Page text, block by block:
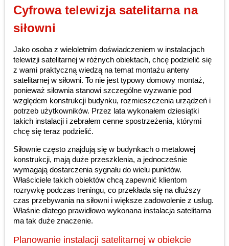
Cyfrowa telewizja satelitarna na
siłowni
Jako osoba z wieloletnim doświadczeniem w instalacjach
telewizji satelitarnej w różnych obiektach, chcę podzielić się
z wami praktyczną wiedzą na temat montażu anteny
satelitarnej w siłowni. To nie jest typowy domowy montaż,
ponieważ siłownia stanowi szczególne wyzwanie pod
względem konstrukcji budynku, rozmieszczenia urządzeń i
potrzeb użytkowników. Przez lata wykonałem dziesiątki
takich instalacji i zebrałem cenne spostrzeżenia, którymi
chcę się teraz podzielić.
Siłownie często znajdują się w budynkach o metalowej
konstrukcji, mają duże przeszklenia, a jednocześnie
wymagają dostarczenia sygnału do wielu punktów.
Właściciele takich obiektów chcą zapewnić klientom
rozrywkę podczas treningu, co przekłada się na dłuższy
czas przebywania na siłowni i większe zadowolenie z usług.
Właśnie dlatego prawidłowo wykonana instalacja satelitarna
ma tak duże znaczenie.
Planowanie instalacji satelitarnej w obiekcie